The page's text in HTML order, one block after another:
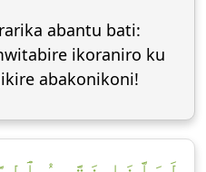
abantu bati:
ikoraniro ku
abakonikoni!